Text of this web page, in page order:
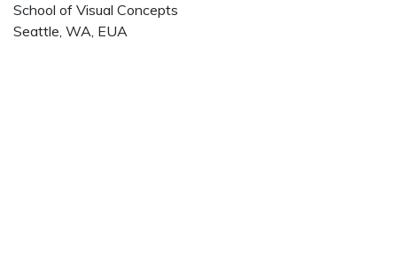
School of Visual Concepts
Seattle, WA, EUA